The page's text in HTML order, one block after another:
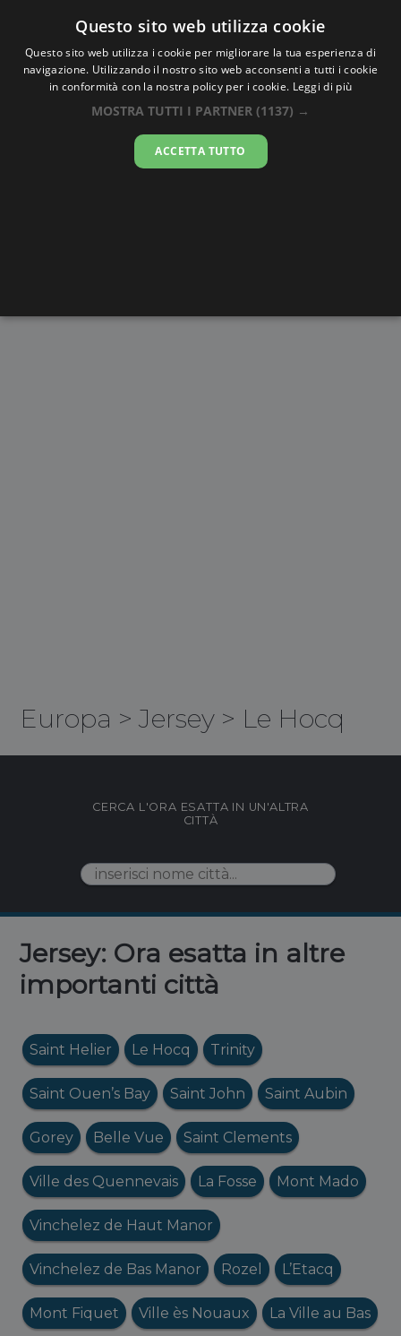
Oraesatta.co
Ora EsattaLe Hocq
23:31:07
Europa >Jersey > Le Hocq
CERCA L'ORA ESATTA IN UN'ALTRA
CITTÀ
Jersey: Ora esatta in altre
importanti città
Saint Helier Le Hocq Trinity
Saint Ouen’s Bay Saint John Saint Aubin
Gorey Belle Vue Saint Clements
Ville des Quennevais La Fosse Mont Mado
Vinchelez de Haut Manor
Vinchelez de Bas Manor Rozel L’Etacq
Mont Fiquet Ville ès Nouaux La Ville au Bas
Questo sito web utilizza cookie
Questo sito web utilizza i cookie per migliorare la tua esperienza di
navigazione. Utilizzando il nostro sito web acconsenti a tutti i cookie
in conformità con la nostra policy per i cookie. Leggi di più
MOSTRA TUTTI I PARTNER (1137) →
ACCETTA TUTTO